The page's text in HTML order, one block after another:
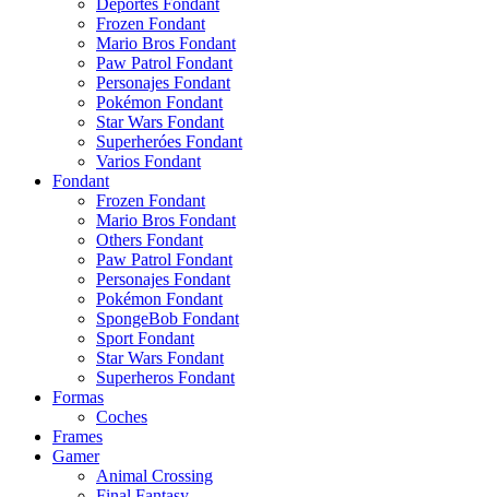
Deportes Fondant
Frozen Fondant
Mario Bros Fondant
Paw Patrol Fondant
Personajes Fondant
Pokémon Fondant
Star Wars Fondant
Superheróes Fondant
Varios Fondant
Fondant
Frozen Fondant
Mario Bros Fondant
Others Fondant
Paw Patrol Fondant
Personajes Fondant
Pokémon Fondant
SpongeBob Fondant
Sport Fondant
Star Wars Fondant
Superheros Fondant
Formas
Coches
Frames
Gamer
Animal Crossing